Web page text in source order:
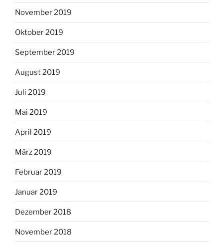
November 2019
Oktober 2019
September 2019
August 2019
Juli 2019
Mai 2019
April 2019
März 2019
Februar 2019
Januar 2019
Dezember 2018
November 2018